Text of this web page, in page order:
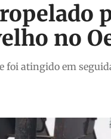
no
foi atingido em